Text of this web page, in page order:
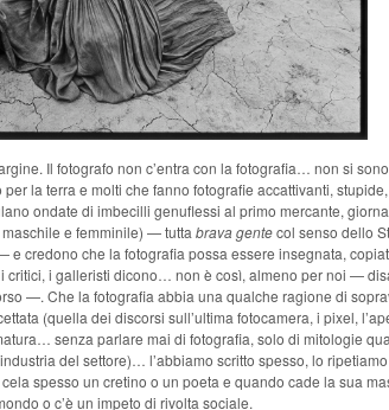
Il fotografo non c’entra con la fotografia… non si
la terra e molti che fanno fotografie accattivanti,
ondate di imbecilli genuflessi al primo mercante,
e femminile) — tutta brava gentecol senso dello
e credono che la fotografia possa essere insegnata,
critici, i galleristi dicono… non è così, almeno per noi —
—. Che la fotografia abbia una qualche ragione di
(quella dei discorsi sull’ultima fotocamera, i pixel,
senza parlare mai di fotografia, solo di mitologie
del settore)… l’abbiamo scritto spesso, lo
spesso un cretino o un poeta e quando cade la sua
o c’è un impeto di rivolta sociale.